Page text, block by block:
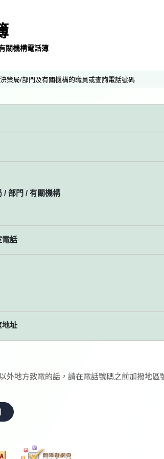
關機構電話簿
策局/部門及有關機構的職員或查詢電話號碼
/ 部門 / 有關機構
電話
地址
外地方致電的話，請在電話號碼之前加撥地區